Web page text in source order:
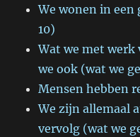
We wonen in een
10)
Wat we met werk
we ook (wat we
Mensen hebben
We zijn allemaal
vervolg (wat we